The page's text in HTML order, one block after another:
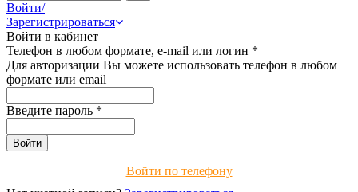
Войти/
Зарегистрироваться
Войти в кабинет
Телефон в любом формате, e-mail или логин *
Для авторизации Вы можете использовать телефон в любом
формате или email
Введите пароль *
Войти по телефону